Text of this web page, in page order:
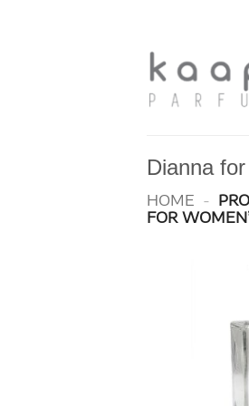
Dianna
HOME -
FOR